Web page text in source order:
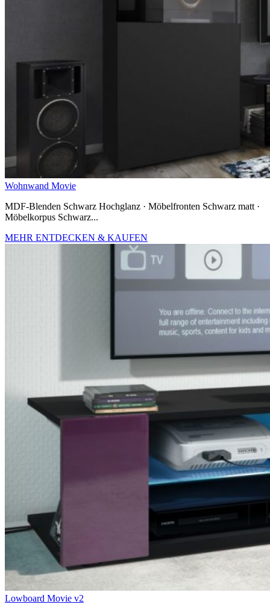
Wohnwand Movie
MDF-Blenden Schwarz Hochglanz · Möbelfronten Schwarz matt ·
Möbelkorpus Schwarz...
MEHR ENTDECKEN & KAUFEN
Lowboard Movie v2